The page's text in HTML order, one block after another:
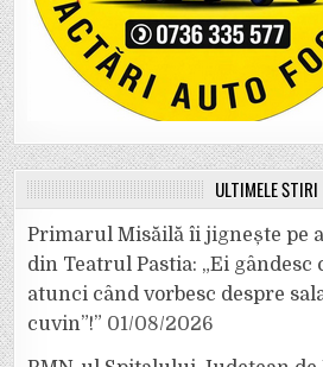
ULTIMELE ȘTIRI
Primarul Misăilă îi jignește pe
din Teatrul Pastia: „Ei
atunci când vorbesc despre
cuvin”!” 01/08/2026